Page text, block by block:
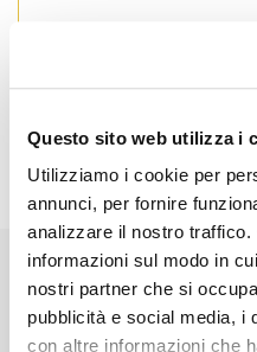
Questo sito web utilizza i
Utilizziamo i cookie per
annunci, per fornire
analizzare il nostro traffico.
informazioni sul modo in
nostri partner che si
pubblicità e social media, i
con altre informazioni che
Vuoi lavorare con noi?
Proponi la tua candidatura